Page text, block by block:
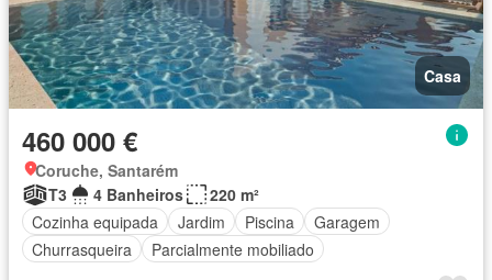
Casa
460 000 €
Coruche, Santarém
T3
4 Banheiros
220 m²
Cozinha equipada
Jardim Piscina
Garagem
Churrasqueira
Parcialmente mobiliado